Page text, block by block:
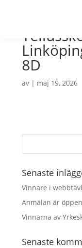
8D
av | maj 19, 2026
Senaste
Vinnare i
Anmälan är
Vinnarna av
Senaste